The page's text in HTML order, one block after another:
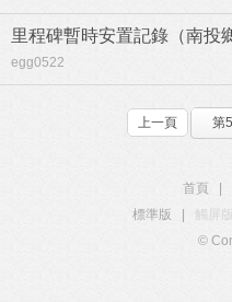
里程碑暫時安置記錄（南投
egg0522
上一頁 第
首頁
標準版
觸屏版
©